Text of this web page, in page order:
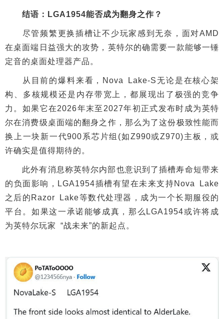
结语：LGA1954能否成为翻身之作？
尽管频繁更换插槽让不少玩家感到无奈，面对AMD
在桌面端日益强大的攻势，英特尔的确需要一款能够一锤
定音的桌面处理器产品。
从目前的爆料来看，Nova Lake-S无论是在核心架
构、多核规模还是内存带宽上，都展现出了极强的竞争
力。如果它在2026年末至2027年初正式发布时成为英特
尔在消费级桌面端的翻身之作，那么为了这份极致性能而
换上一块新一代900系芯片组(如Z990或Z970)主板，或
许确实是值得期待的。
此外有消息称英特尔内部也意识到了插槽寿命短带来
的负面影响，LGA1954插槽有望在未来支持Nova Lake
之后的Razor Lake等数代处理器，成为一个长期服役的
平台。如果这一承诺能够成真，那么LGA1954或许将成
为英特尔玩家 “战未来”的新起点。